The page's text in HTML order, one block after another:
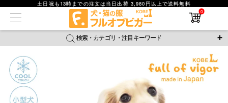
土日祝も13時までの注文は当日出荷 3,980円以上で送料無料
0
検索・カテゴリ・注目キーワード
ジャージ 撥水レイン ラッシュガード
おそろコーデ 背中開きアイテム
在庫なし商品
在庫なし商品を表示しない
並び順